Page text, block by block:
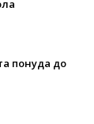
понуда до